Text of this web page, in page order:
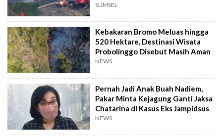
SUMSEL
Kebakaran Bromo Meluas hingga
520 Hektare, Destinasi Wisata
Probolinggo Disebut Masih Aman
NEWS
Pernah Jadi Anak Buah Nadiem,
Pakar Minta Kejagung Ganti Jaksa
Chatarina di Kasus Eks Jampidsus
NEWS